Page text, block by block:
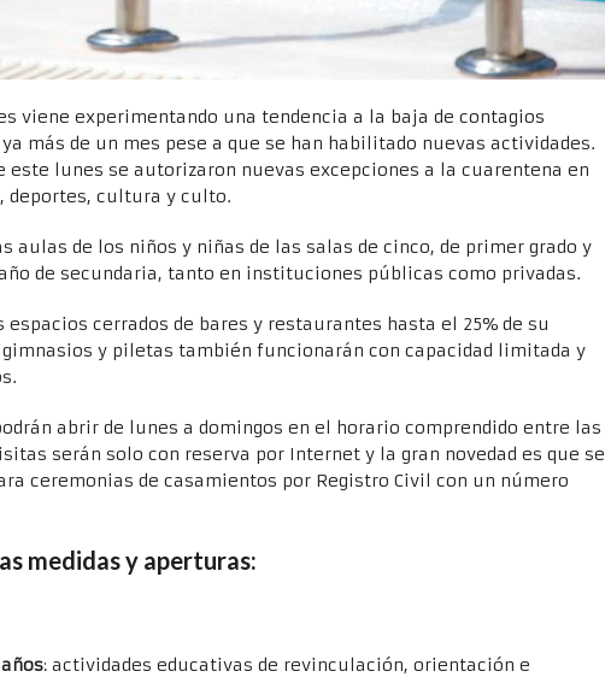
viene experimentando una tendencia a la baja de contagios
más de un mes pese a que se han habilitado nuevas actividades.
este lunes se autorizaron nuevas excepciones a la cuarentena en
deportes, cultura y culto.
aulas de los niños y niñas de las salas de cinco, de primer grado y
de secundaria, tanto en instituciones públicas como privadas.
cerrados de bares y restaurantes hasta el 25% de su
y piletas también funcionarán con capacidad limitada y
abrir de lunes a domingos en el horario comprendido entre las
serán solo con reserva por Internet y la gran novedad es que se
ceremonias de casamientos por Registro Civil con un número
medidas y aperturas:
: actividades educativas de revinculación, orientación e